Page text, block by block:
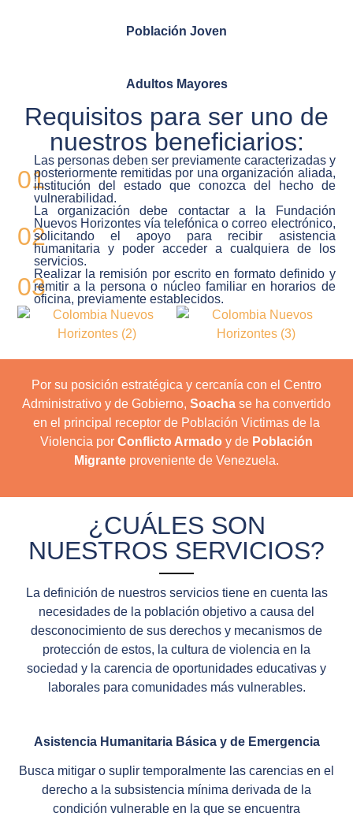
Población Joven
Adultos Mayores
Requisitos para ser uno de
nuestros beneficiarios:
01
Las personas deben ser previamente caracterizadas y
posteriormente remitidas por una organización aliada,
institución del estado que conozca del hecho de
vulnerabilidad.
02
La organización debe contactar a la Fundación
Nuevos Horizontes vía telefónica o correo electrónico,
solicitando el apoyo para recibir asistencia
humanitaria y poder acceder a cualquiera de los
servicios.
03Realizar la remisión por escrito en formato definido y
remitir a la persona o núcleo familiar en horarios de
oficina, previamente establecidos.
Por su posición estratégica y cercanía con el Centro
Administrativo y de Gobierno, Soacha se ha convertido
en el principal receptor de Población Victimas de la
Violencia por Conflicto Armado y de Población
Migrante proveniente de Venezuela.
¿CUÁLES SON
NUESTROS SERVICIOS?
La definición de nuestros servicios tiene en cuenta las
necesidades de la población objetivo a causa del
desconocimiento de sus derechos y mecanismos de
protección de estos, la cultura de violencia en la
sociedad y la carencia de oportunidades educativas y
laborales para comunidades más vulnerables.
Asistencia Humanitaria Básica y de Emergencia
Busca mitigar o suplir temporalmente las carencias en el
derecho a la subsistencia mínima derivada de la
condición vulnerable en la que se encuentra